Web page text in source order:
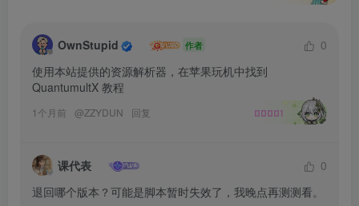
OwnStupid 作者
0
使用本站提供的资源解析器，在苹果玩机中找到
QuantumultX 教程
1个月前 @ZZYDUN 回复 00001
课代表
0
退回哪个版本？可能是脚本暂时失效了，我晚点再测测看。